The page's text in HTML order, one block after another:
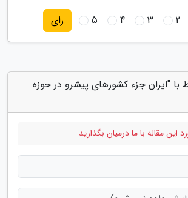
2
3
4
5 رای
با "ایران جزء کشورهای پیشرو در حوزه
این مقاله با ما درمیان بگذارید